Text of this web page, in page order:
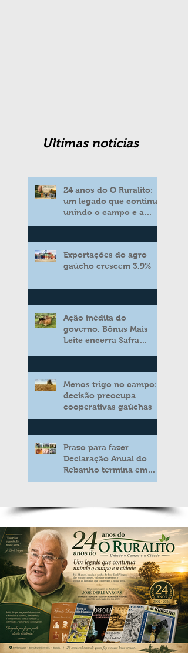
Ultimas noticias
24 anos do O Ruralito:
um legado que continua
unindo o campo e a
Exportações do agro
gaúcho crescem 3,9%
Ação inédita do
governo, Bônus Mais
Leite encerra Safra
aos produtores de leite
Menos trigo no campo:
decisão preocupa
cooperativas gaúchas
Prazo para fazer
Declaração Anual do
Rebanho termina em
duas semanas